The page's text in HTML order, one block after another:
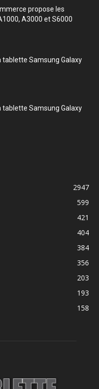
propose les
A3000 et S6000
tablette Samsung Galaxy
tablette Samsung Galaxy
2947
599
421
404
384
356
203
193
158